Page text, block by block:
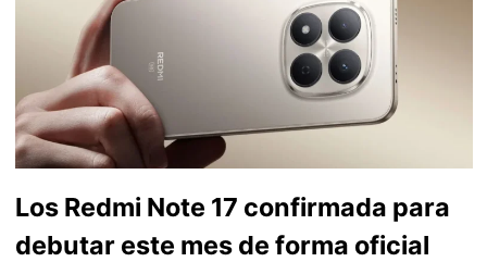
Los Redmi Note 17 confirmada para
debutar este mes de forma oficial